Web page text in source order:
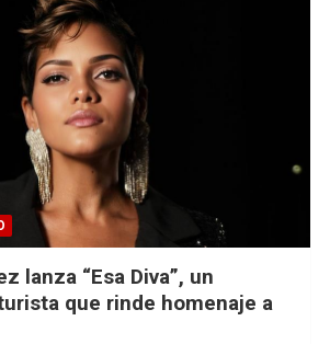
lanza “Esa Diva”, un
que rinde homenaje a